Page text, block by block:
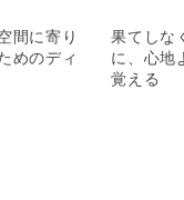
間に寄り
めのディ
果てしな
に、心地
覚える